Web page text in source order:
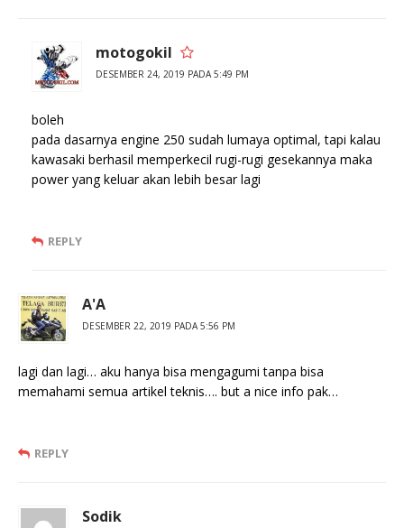
motogokil
DESEMBER 24, 2019 PADA 5:49 PM
boleh
pada dasarnya engine 250 sudah lumaya optimal, tapi kalau
kawasaki berhasil memperkecil rugi-rugi gesekannya maka
power yang keluar akan lebih besar lagi
REPLY
A'A
DESEMBER 22, 2019 PADA 5:56 PM
lagi dan lagi… aku hanya bisa mengagumi tanpa bisa
memahami semua artikel teknis…. but a nice info pak…
REPLY
Sodik